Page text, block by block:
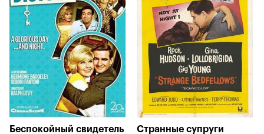
Беспокойный свидетель
Странные супруги